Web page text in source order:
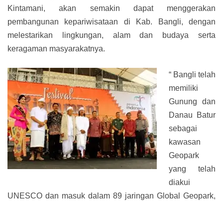
Kintamani, akan semakin dapat menggerakan
pembangunan kepariwisataan di Kab. Bangli, dengan
melestarikan lingkungan, alam dan budaya serta
keragaman masyarakatnya.
“ Bangli telah
memiliki
Gunung dan
Danau Batur
sebagai
kawasan
Geopark
yang telah
diakui
UNESCO dan masuk dalam 89 jaringan Global Geopark,